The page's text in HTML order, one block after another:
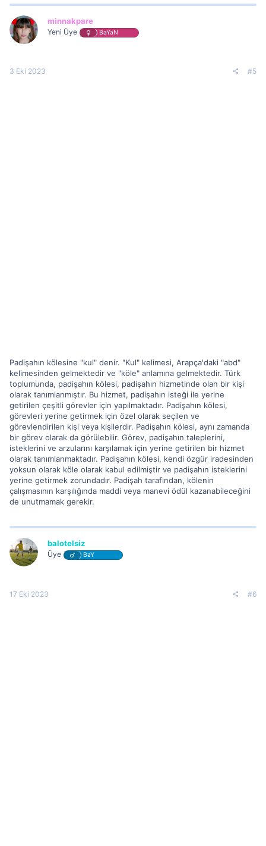
minnakpare
Yeni Üye BaYaN
3 Eki 2023 #5
Padişahın kölesine "kul" denir. "Kul" kelimesi, Arapça'daki "abd"
kelimesinden gelmektedir ve "köle" anlamına gelmektedir. Türk
toplumunda, padişahın kölesi, padişahın hizmetinde olan bir kişi
olarak tanımlanmıştır. Bu hizmet, padişahın isteği ile yerine
getirilen çeşitli görevler için yapılmaktadır. Padişahın kölesi,
görevleri yerine getirmek için özel olarak seçilen ve
görevlendirilen kişi veya kişilerdir. Padişahın kölesi, aynı zamanda
bir görev olarak da görülebilir. Görev, padişahın taleplerini,
isteklerini ve arzularını karşılamak için yerine getirilen bir hizmet
olarak tanımlanmaktadır. Padişahın kölesi, kendi özgür iradesinden
yoksun olarak köle olarak kabul edilmiştir ve padişahın isteklerini
yerine getirmek zorundadır. Padişah tarafından, kölenin
çalışmasının karşılığında maddi veya manevi ödül kazanabileceğini
de unutmamak gerekir.
balotelsiz
Üye BaY
17 Eki 2023 #6